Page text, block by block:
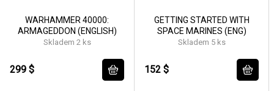
WARHAMMER 40000:
ARMAGEDDON (ENGLISH)
Skladem 2 ks
299 $
GETTING STARTED WITH
SPACE MARINES (ENG)
Skladem 5 ks
152 $